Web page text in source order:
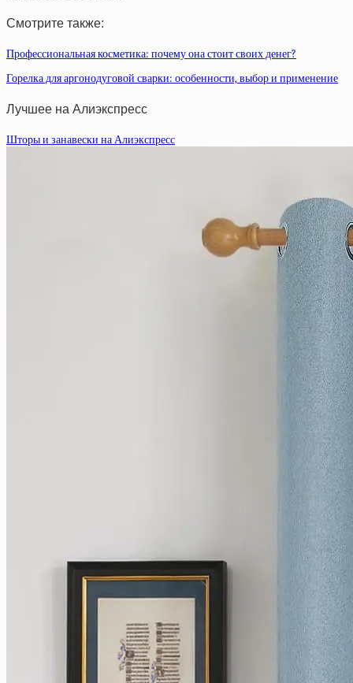
Смотрите также:
Профессиональная косметика: почему она стоит своих денег?
Горелка для аргонодуговой сварки: особенности, выбор и применение
Лучшее на Алиэкспресс
Шторы и занавески на Алиэкспресс